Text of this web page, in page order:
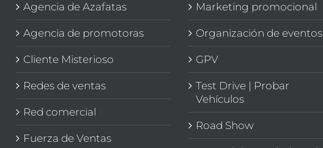
Agencia de Azafatas
Agencia de promotoras
Cliente Misterioso
Redes de ventas
Red comercial
Fuerza de Ventas
Marketing promocional
Organización de eventos
GPV
Test Drive | Probar
Vehículos
Road Show